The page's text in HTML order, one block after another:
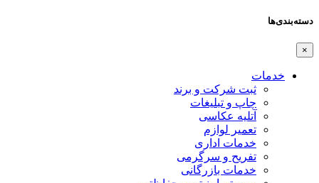
دسته‌بندی‌ها
×
خدمات
ثبت شرکت و برند
چاپ و تبلیغات
آتلیه عکاسی
تعمیر لوازم
خدمات اداری
تفریح و سرگرمی
خدمات بازرگانی